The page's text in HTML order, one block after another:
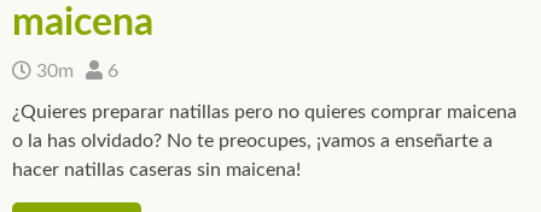
maicena
30m 6
¿Quieres preparar natillas pero no quieres comprar maicena
o la has olvidado? No te preocupes, ¡vamos a enseñarte a
hacer natillas caseras sin maicena!